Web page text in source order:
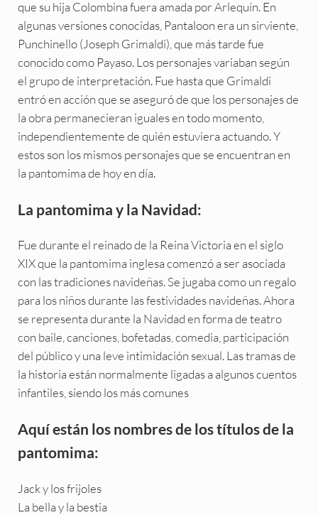
que su hija Colombina fuera amada por Arlequín. En
algunas versiones conocidas, Pantaloon era un sirviente,
Punchinello (Joseph Grimaldi), que más tarde fue
conocido como Payaso. Los personajes variaban según
el grupo de interpretación. Fue hasta que Grimaldi
entró en acción que se aseguró de que los personajes de
la obra permanecieran iguales en todo momento,
independientemente de quién estuviera actuando. Y
estos son los mismos personajes que se encuentran en
la pantomima de hoy en día.
La pantomima y la Navidad:
Fue durante el reinado de la Reina Victoria en el siglo
XIX que la pantomima inglesa comenzó a ser asociada
con las tradiciones navideñas. Se jugaba como un regalo
para los niños durante las festividades navideñas. Ahora
se representa durante la Navidad en forma de teatro
con baile, canciones, bofetadas, comedia, participación
del público y una leve intimidación sexual. Las tramas de
la historia están normalmente ligadas a algunos cuentos
infantiles, siendo los más comunes
Aquí están los nombres de los títulos de la
pantomima:
Jack y los frijoles
La bella y la bestia